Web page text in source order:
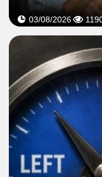
03/08/2026